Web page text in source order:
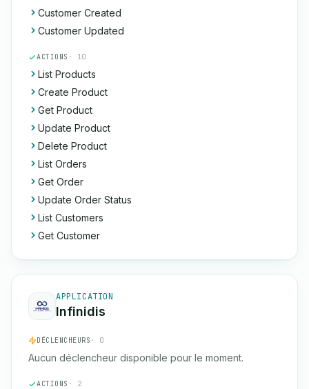
Customer Created
Customer Updated
ACTIONS · 10
List Products
Create Product
Get Product
Update Product
Delete Product
List Orders
Get Order
Update Order Status
List Customers
Get Customer
APPLICATION
Infinidis
DÉCLENCHEURS · 0
Aucun déclencheur disponible pour le moment.
ACTIONS · 2